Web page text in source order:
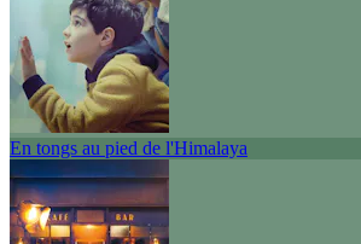
En tongs au pied de l'Himalaya